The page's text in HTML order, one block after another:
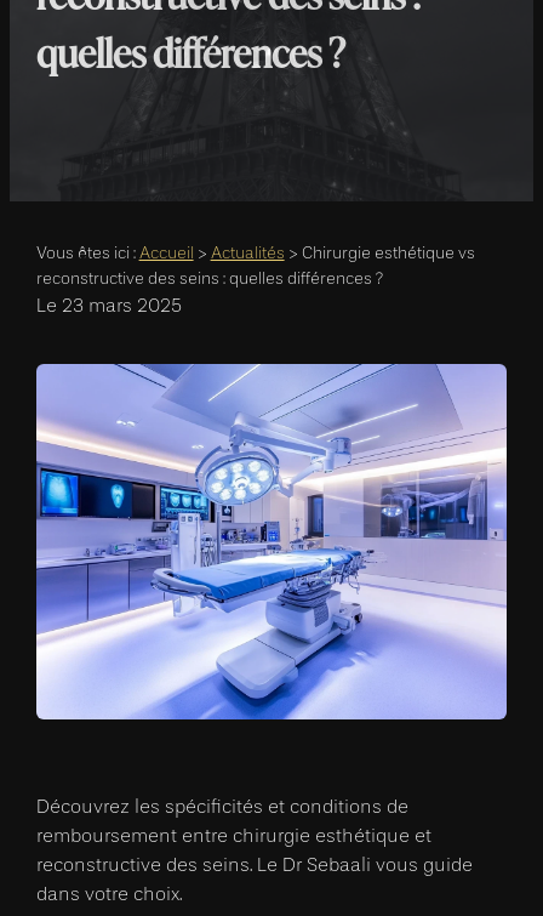
quelles différences ?
Vous êtes ici : Accueil > Actualités > Chirurgie esthétique vs
reconstructive des seins : quelles différences ?
Le 23 mars 2025
Découvrez les spécificités et conditions de
remboursement entre chirurgie esthétique et
reconstructive des seins. Le Dr Sebaali vous guide
dans votre choix.